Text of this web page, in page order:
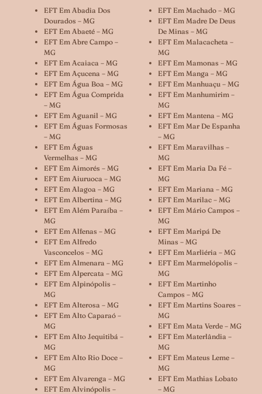
EFT Em Abadia Dos
Dourados – MG
EFT Em Abaeté – MG
EFT Em Abre Campo –
MG
EFT Em Acaiaca – MG
EFT Em Açucena – MG
EFT Em Água Boa – MG
EFT Em Água Comprida
– MG
EFT Em Aguanil – MG
EFT Em Águas Formosas
– MG
EFT Em Águas
Vermelhas – MG
EFT Em Aimorés – MG
EFT Em Aiuruoca – MG
EFT Em Alagoa – MG
EFT Em Albertina – MG
EFT Em Além Paraíba –
MG
EFT Em Alfenas – MG
EFT Em Alfredo
Vasconcelos – MG
EFT Em Almenara – MG
EFT Em Alpercata – MG
EFT Em Alpinópolis –
MG
EFT Em Alterosa – MG
EFT Em Alto Caparaó –
MG
EFT Em Alto Jequitibá –
MG
EFT Em Alto Rio Doce –
MG
EFT Em Alvarenga – MG
EFT Em Alvinópolis –
EFT Em Machado – MG
EFT Em Madre De Deus
De Minas – MG
EFT Em Malacacheta –
MG
EFT Em Mamonas – MG
EFT Em Manga – MG
EFT Em Manhuaçu – MG
EFT Em Manhumirim –
MG
EFT Em Mantena – MG
EFT Em Mar De Espanha
– MG
EFT Em Maravilhas –
MG
EFT Em Maria Da Fé –
MG
EFT Em Mariana – MG
EFT Em Marilac – MG
EFT Em Mário Campos –
MG
EFT Em Maripá De
Minas – MG
EFT Em Marliéria – MG
EFT Em Marmelópolis –
MG
EFT Em Martinho
Campos – MG
EFT Em Martins Soares –
MG
EFT Em Mata Verde – MG
EFT Em Materlândia –
MG
EFT Em Mateus Leme –
MG
EFT Em Mathias Lobato
– MG